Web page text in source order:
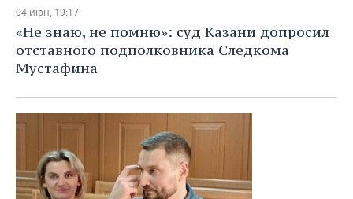
НЕФТЕХИМИЯ
НЕФТЬ
ОПК
ЭНЕРГЕТИКА
РОЗНИЧНАЯ ТОРГОВЛЯ
ТРАНСПОРТ
УСЛУГИ
НОВОСТИ ТЕХНОЛОГИЙ
IT
МЕДИА
ТЕЛЕКОММУНИКАЦИИ
МЕРОПРИЯТИЯ
НОВОСТИ МЕРОПРИЯТИЙ
ВЫЕЗДНАЯ РЕДАКЦИЯ
ONLINE-КОНФЕРЕНЦИИ
СПОРТ
НОВОСТИ СПОРТА
ХОККЕЙ
ОБЩЕСТВО
НОВОСТИ ОБЩЕСТВА
ВЛАСТЬ
СЮЖЕТЫ
04 июн, 19:17
«Не знаю, не помню»: суд Казани допросил
отставного подполковника Следкома
Мустафина